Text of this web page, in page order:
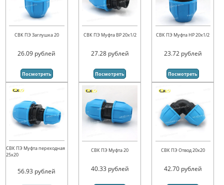
СВК ПЭ Заглушка 20
26.09 рублей
Посмотреть
СВК ПЭ Муфта ВР 20х1/2
27.28 рублей
Посмотреть
СВК ПЭ Муфта НР 20х1/2
23.72 рублей
Посмотреть
СВК ПЭ Муфта переходная
25х20
56.93 рублей
СВК ПЭ Муфта 20
40.33 рублей
СВК ПЭ Отвод 20х20
42.70 рублей